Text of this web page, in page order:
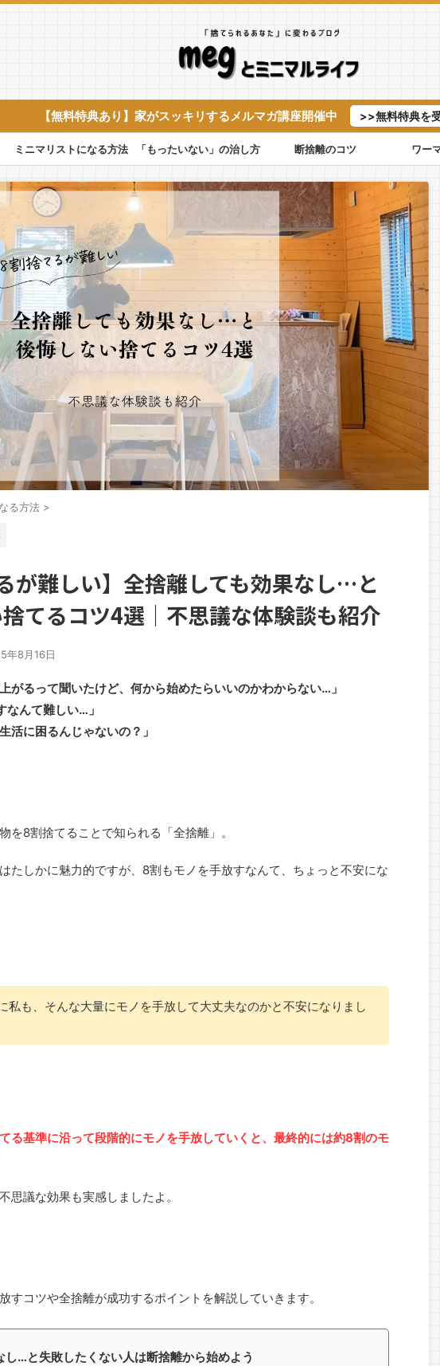
【無料特典あり】家がスッキリするメルマガ講座開催中 >>無料特典を
ミニマリストになる方法 「もったいない」の治し方 断捨離のコツ ワー
る方法 >
が難しい】全捨離しても効果なし…と
てるコツ4選｜不思議な体験談も紹介
年8月16日
がるって聞いたけど、何から始めたらいいのかわからない…」
なんて難しい…」
活に困るんじゃないの？」
を8割捨てることで知られる「全捨離」。
たしかに魅力的ですが、8割もモノを手放すなんて、ちょっと不安にな
私も、そんな大量にモノを手放して大丈夫なのかと不安になりまし
る基準に沿って段階的にモノを手放していくと、最終的には約8割のモ
思議な効果も実感しましたよ。
すコツや全捨離が成功するポイントを解説していきます。
し…と失敗したくない人は断捨離から始めよう